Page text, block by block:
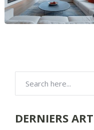
DERNIERS